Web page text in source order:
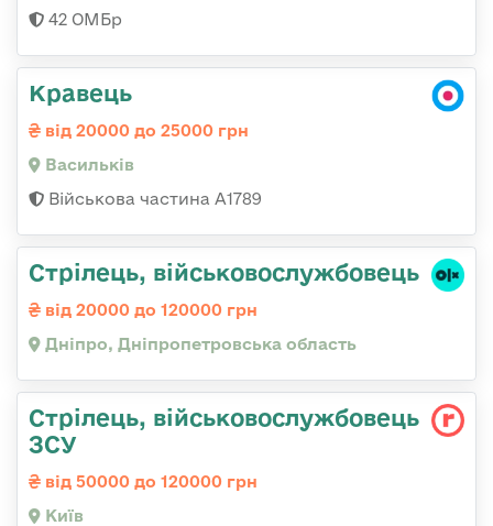
42 ОМБр
Кравець
від 20000 до 25000 грн
Васильків
Військова частина А1789
Стрілець, військовослужбовець
від 20000 до 120000 грн
Дніпро, Дніпропетровська область
Стрілець, військовослужбовець
ЗСУ
від 50000 до 120000 грн
Київ